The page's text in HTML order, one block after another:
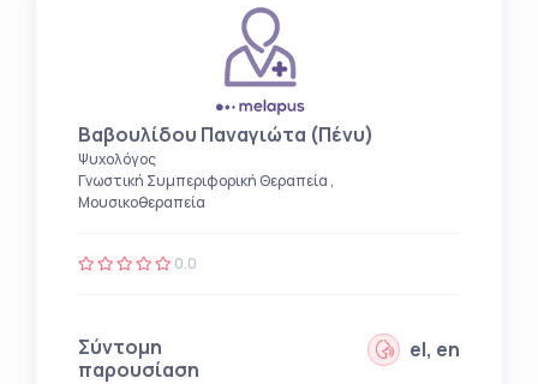
Βαβουλίδου Παναγιώτα (Πένυ)
Ψυχολόγος
Γνωστική Συμπεριφορική Θεραπεία ,
Μουσικοθεραπεία
0.0
Σύντομη
παρουσίαση
el, en